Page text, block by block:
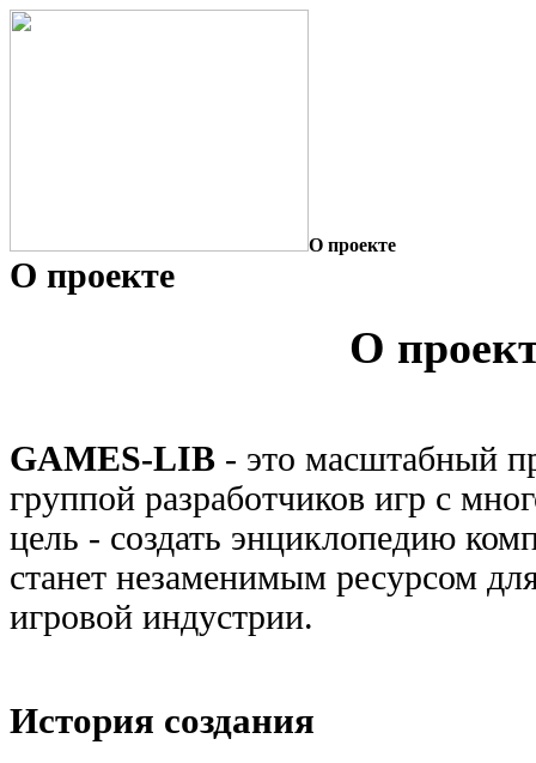
О проекте
О проекте
О
GAMES-LIB - это масштабный
группой разработчиков игр с
цель - создать энциклопедию
станет незаменимым ресурсом
игровой индустрии.
История создания